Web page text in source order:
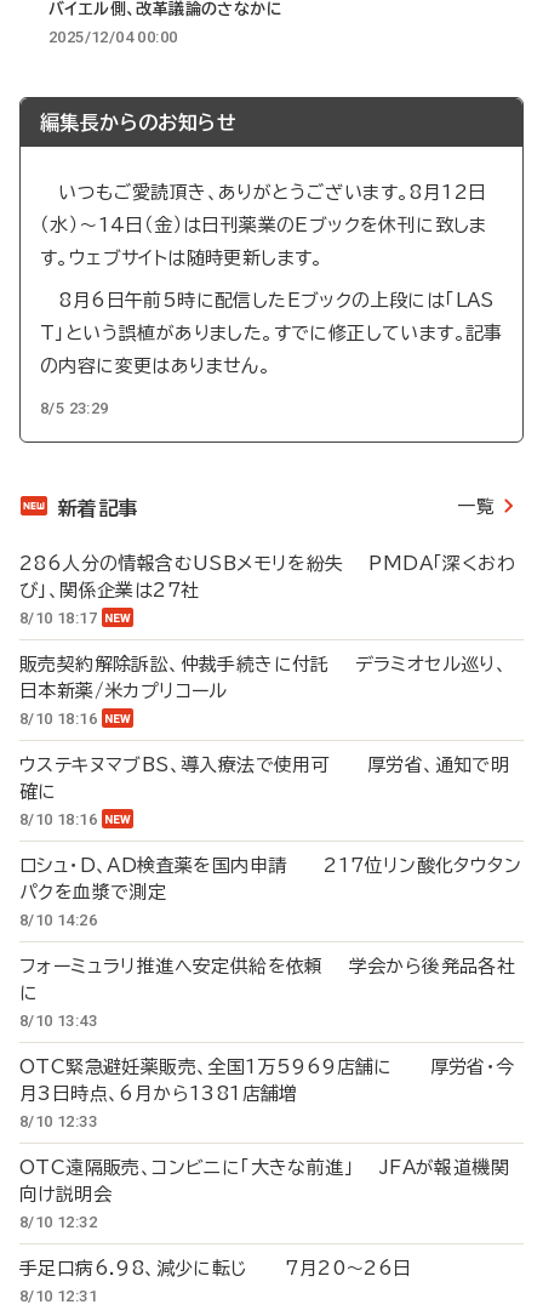
バイエル側、改革議論のさなかに
2025/12/04 00:00
編集長からのお知らせ
いつもご愛読頂き、ありがとうございます。8月12日
（水）～14日（金）は日刊薬業のEブックを休刊に致しま
す。ウェブサイトは随時更新します。
8月6日午前5時に配信したEブックの上段には「LAS
T」という誤植がありました。すでに修正しています。記事
の内容に変更はありません。
8/5 23:29
新着記事 一覧
286人分の情報含むUSBメモリを紛失 PMDA「深くおわ
び」、関係企業は27社
8/10 18:17
販売契約解除訴訟、仲裁手続きに付託 デラミオセル巡り、
日本新薬/米カプリコール
8/10 18:16
ウステキヌマブBS、導入療法で使用可 厚労省、通知で明
確に
8/10 18:16
ロシュ・D、AD検査薬を国内申請 217位リン酸化タウタン
パクを血漿で測定
8/10 14:26
フォーミュラリ推進へ安定供給を依頼 学会から後発品各社
に
8/10 13:43
OTC緊急避妊薬販売、全国1万5969店舗に 厚労省・今
月3日時点、6月から1381店舗増
8/10 12:33
OTC遠隔販売、コンビニに「大きな前進」 JFAが報道機関
向け説明会
8/10 12:32
手足口病6.98、減少に転じ 7月20～26日
8/10 12:31